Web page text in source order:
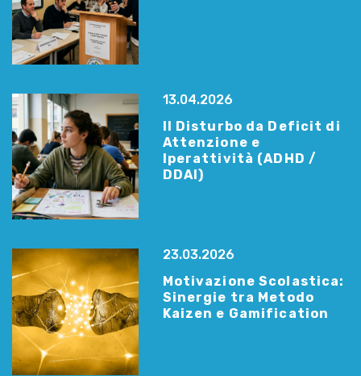
13.04.2026
Il Disturbo da Deficit di
Attenzione e
Iperattività (ADHD /
DDAI)
23.03.2026
Motivazione Scolastica:
Sinergie tra Metodo
Kaizen e Gamification